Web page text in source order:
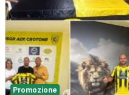
Promozione